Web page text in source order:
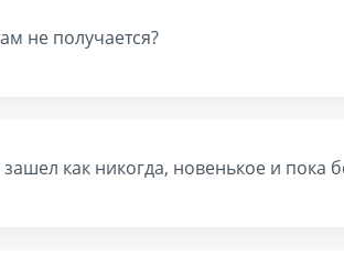
не получается?
как никогда, новенькое и пока